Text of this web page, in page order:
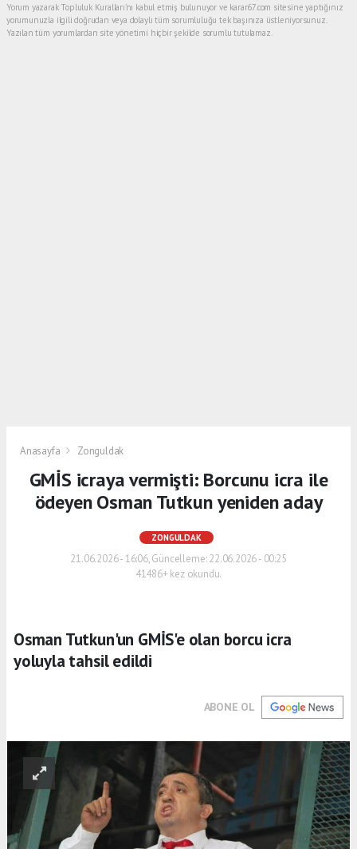
Yorum yazarak Topluluk Kuralları’nı kabul etmiş bulunuyor ve karar67.com sitesine yaptığınız
yorumunuzla ilgili doğrudan veya dolaylı tüm sorumluluğu tek başınıza üstleniyorsunuz.
Yazılan tüm yorumlardan site yönetimi hiçbir şekilde sorumlu tutulamaz.
Anasayfa Zonguldak
GMİS icraya vermişti: Borcunu icra ile
ödeyen Osman Tutkun yeniden aday
ZONGULDAK
21.06.2026 - 16:06, Güncelleme: 22.06.2026 - 00:25
41486+ kez okundu.
Osman Tutkun'un GMİS'e olan borcu icra
yoluyla tahsil edildi
ABONE OL